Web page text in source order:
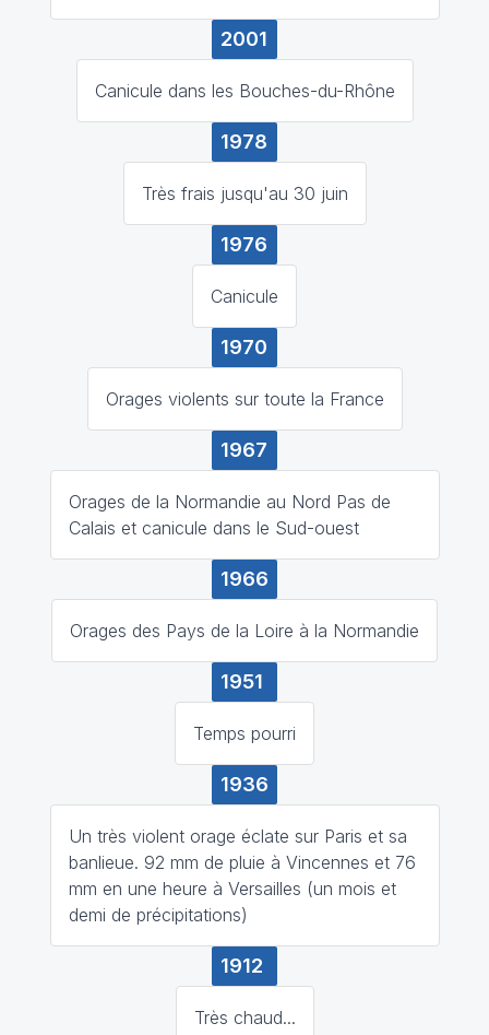
2001
Canicule dans les Bouches-du-Rhône
1978
Très frais jusqu'au 30 juin
1976
Canicule
1970
Orages violents sur toute la France
1967
Orages de la Normandie au Nord Pas de
Calais et canicule dans le Sud-ouest
1966
Orages des Pays de la Loire à la Normandie
1951
Temps pourri
1936
Un très violent orage éclate sur Paris et sa
banlieue. 92 mm de pluie à Vincennes et 76
mm en une heure à Versailles (un mois et
demi de précipitations)
1912
Très chaud...